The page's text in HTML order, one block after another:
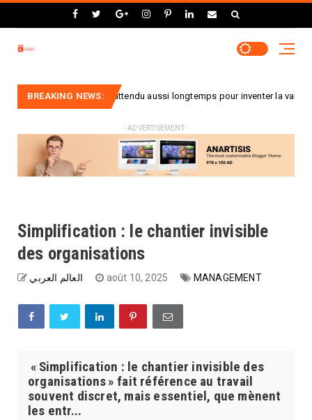
BREAKING NEWS:
: pourquoi a-t-on attendu aussi longtemps pour inventer la valise à
- ADVERTISEMENT -
Simplification : le chantier invisible
des organisations
العالم العربي août 10, 2025 MANAGEMENT
« Simplification : le chantier invisible des
organisations » fait référence au travail
souvent discret, mais essentiel, que mènent
les entr...